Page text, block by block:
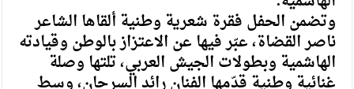
وتضمن الحفل فقرة شعرية وطنية ألقاها الشاعر
ناصر القضاة، عبّر فيها عن الاعتزاز بالوطن وقيادته
الهاشمية وبطولات الجيش العربي، تلتها وصلة